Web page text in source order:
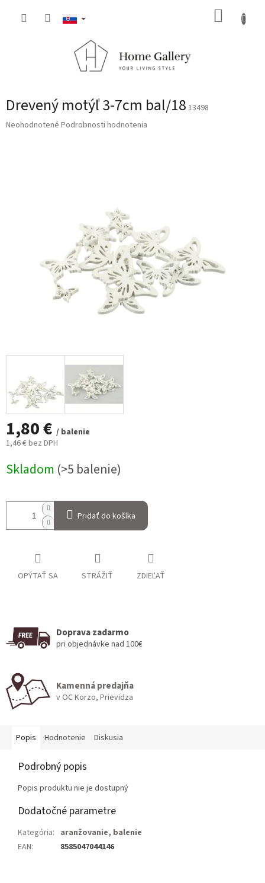
Drevený motýľ 3-7cm bal/18 13498
Priemerné
Neohodnotené Podrobnosti hodnotenia
1,80 € / balenie
1,46 € bez DPH
cena:
Skladom (>5 balenie)
Pridať do košíka
OPÝTAŤ SA STRÁŽIŤ ZDIEĽAŤ
Doprava zadarmo
pri objednávke nad 100€
Kamenná predajňa
v OC Korzo, Prievidza
Popis Hodnotenie Diskusia
Podrobný popis
Popis produktu nie je dostupný
Dodatočné parametre
Kategória: aranžovanie, balenie
EAN: 8585047044146